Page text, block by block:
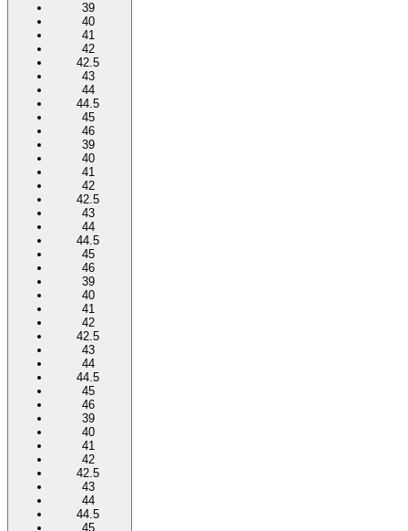
39
40
41
42
42.5
43
44
44.5
45
46
39
40
41
42
42.5
43
44
44.5
45
46
39
40
41
42
42.5
43
44
44.5
45
46
39
40
41
42
42.5
43
44
44.5
45